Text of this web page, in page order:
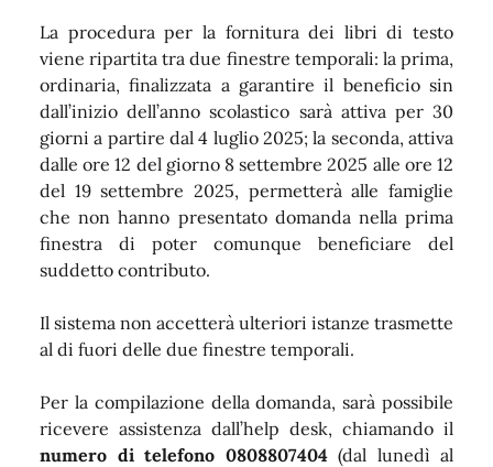
La procedura per la fornitura dei libri di testo
viene ripartita tra due finestre temporali: la prima,
ordinaria, finalizzata a garantire il beneficio sin
dall’inizio dell’anno scolastico sarà attiva per 30
giorni a partire dal 4 luglio 2025; la seconda, attiva
dalle ore 12 del giorno 8 settembre 2025 alle ore 12
del 19 settembre 2025, permetterà alle famiglie
che non hanno presentato domanda nella prima
finestra di poter comunque beneficiare del
suddetto contributo.
Il sistema non accetterà ulteriori istanze trasmette
al di fuori delle due finestre temporali.
Per la compilazione della domanda, sarà possibile
ricevere assistenza dall’help desk, chiamando il
numero di telefono 0808807404 (dal lunedì al